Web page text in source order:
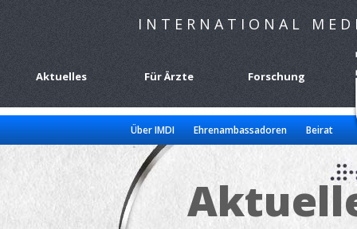
INTERNATIONAL
Aktuelles Für Ärzte Forschung
Über IMDI Ehrenambassadoren Beirat